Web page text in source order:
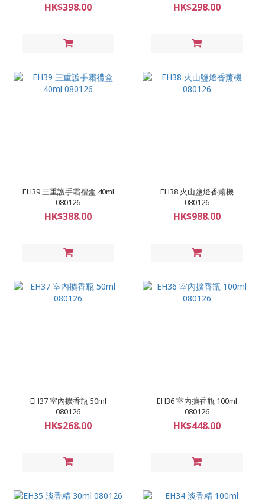
HK$398.00 HK$298.00
EH39 三重護手霜禮盒 40ml
080126
HK$388.00
EH38 火山鹽燈香薰機
080126
HK$988.00
EH37 室內擴香瓶 50ml
080126
HK$268.00
EH36 室內擴香瓶 100ml
080126
HK$448.00